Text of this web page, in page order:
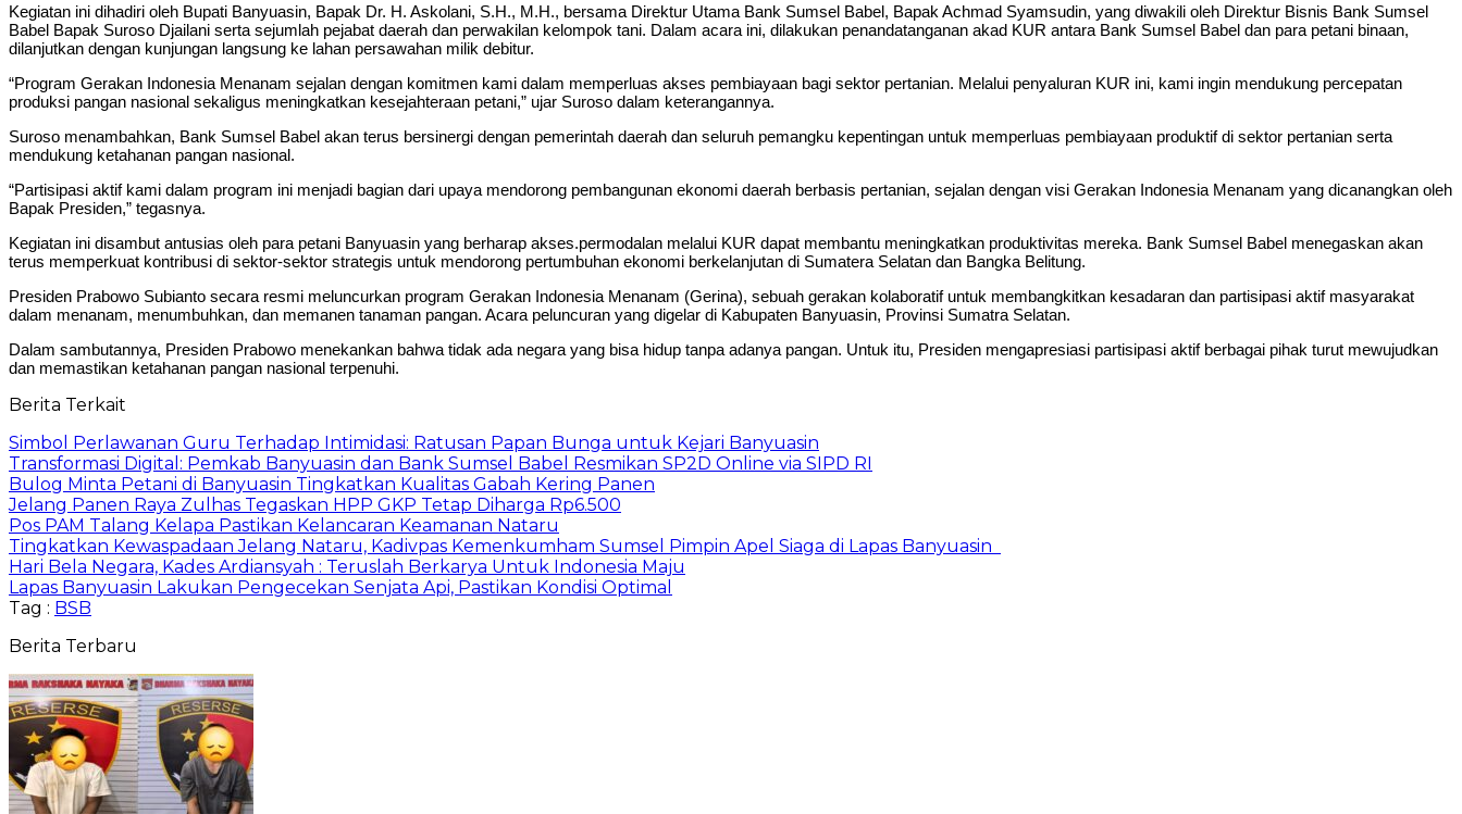
Kegiatan ini dihadiri oleh Bupati Banyuasin, Bapak Dr. H. Askolani, S.H., M.H., bersama Direktur Utama Bank Sumsel Babel, Bapak Achmad Syamsudin, yang diwakili oleh Direktur Bisnis Bank Sumsel
Babel Bapak Suroso Djailani serta sejumlah pejabat daerah dan perwakilan kelompok tani. Dalam acara ini, dilakukan penandatanganan akad KUR antara Bank Sumsel Babel dan para petani binaan,
dilanjutkan dengan kunjungan langsung ke lahan persawahan milik debitur.
“Program Gerakan Indonesia Menanam sejalan dengan komitmen kami dalam memperluas akses pembiayaan bagi sektor pertanian. Melalui penyaluran KUR ini, kami ingin mendukung percepatan
produksi pangan nasional sekaligus meningkatkan kesejahteraan petani,” ujar Suroso dalam keterangannya.
Suroso menambahkan, Bank Sumsel Babel akan terus bersinergi dengan pemerintah daerah dan seluruh pemangku kepentingan untuk memperluas pembiayaan produktif di sektor pertanian serta
mendukung ketahanan pangan nasional.
“Partisipasi aktif kami dalam program ini menjadi bagian dari upaya mendorong pembangunan ekonomi daerah berbasis pertanian, sejalan dengan visi Gerakan Indonesia Menanam yang dicanangkan oleh
Bapak Presiden,” tegasnya.
Kegiatan ini disambut antusias oleh para petani Banyuasin yang berharap akses.permodalan melalui KUR dapat membantu meningkatkan produktivitas mereka. Bank Sumsel Babel menegaskan akan
terus memperkuat kontribusi di sektor-sektor strategis untuk mendorong pertumbuhan ekonomi berkelanjutan di Sumatera Selatan dan Bangka Belitung.
Presiden Prabowo Subianto secara resmi meluncurkan program Gerakan Indonesia Menanam (Gerina), sebuah gerakan kolaboratif untuk membangkitkan kesadaran dan partisipasi aktif masyarakat
dalam menanam, menumbuhkan, dan memanen tanaman pangan. Acara peluncuran yang digelar di Kabupaten Banyuasin, Provinsi Sumatra Selatan.
Dalam sambutannya, Presiden Prabowo menekankan bahwa tidak ada negara yang bisa hidup tanpa adanya pangan. Untuk itu, Presiden mengapresiasi partisipasi aktif berbagai pihak turut mewujudkan
dan memastikan ketahanan pangan nasional terpenuhi.
Berita Terkait
Simbol Perlawanan Guru Terhadap Intimidasi: Ratusan Papan Bunga untuk Kejari Banyuasin
Transformasi Digital: Pemkab Banyuasin dan Bank Sumsel Babel Resmikan SP2D Online via SIPD RI
Bulog Minta Petani di Banyuasin Tingkatkan Kualitas Gabah Kering Panen
Jelang Panen Raya Zulhas Tegaskan HPP GKP Tetap Diharga Rp6.500
Pos PAM Talang Kelapa Pastikan Kelancaran Keamanan Nataru
Tingkatkan Kewaspadaan Jelang Nataru, Kadivpas Kemenkumham Sumsel Pimpin Apel Siaga di Lapas Banyuasin
Hari Bela Negara, Kades Ardiansyah : Teruslah Berkarya Untuk Indonesia Maju
Lapas Banyuasin Lakukan Pengecekan Senjata Api, Pastikan Kondisi Optimal
Tag : BSB
Berita Terbaru